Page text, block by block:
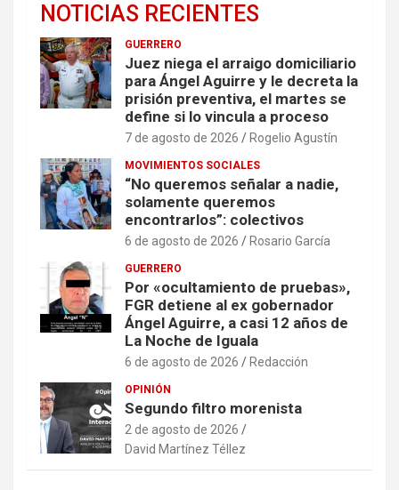
NOTICIAS RECIENTES
GUERRERO
Juez niega el arraigo domiciliario
para Ángel Aguirre y le decreta la
prisión preventiva, el martes se
define si lo vincula a proceso
7 de agosto de 2026 Rogelio Agustín
MOVIMIENTOS SOCIALES
“No queremos señalar a nadie,
solamente queremos
encontrarlos”: colectivos
6 de agosto de 2026 Rosario García
GUERRERO
Por «ocultamiento de pruebas»,
FGR detiene al ex gobernador
Ángel Aguirre, a casi 12 años de
La Noche de Iguala
6 de agosto de 2026 Redacción
OPINIÓN
Segundo filtro morenista
2 de agosto de 2026
David Martínez Téllez